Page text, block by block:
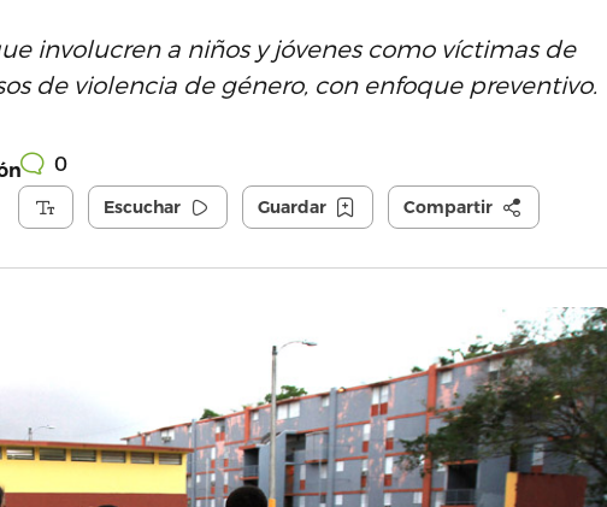
involucren a niños y jóvenes como víctimas de
de violencia de género, con enfoque preventivo.
0
Escuchar Guardar Compartir